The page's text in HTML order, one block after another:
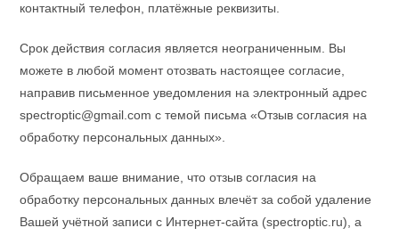
контактный телефон, платёжные реквизиты.
Срок действия согласия является неограниченным. Вы
можете в любой момент отозвать настоящее согласие,
направив письменное уведомления на электронный адрес
spectroptic@gmail.com с темой письма «Отзыв согласия на
обработку персональных данных».
Обращаем ваше внимание, что отзыв согласия на
обработку персональных данных влечёт за собой удаление
Вашей учётной записи с Интернет-сайта (spectroptic.ru), а